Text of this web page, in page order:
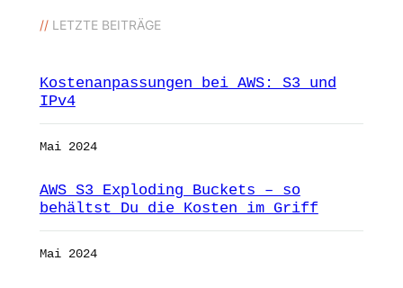
//LETZTE BEITRÄGE
Kostenanpassungen bei AWS: S3 und
IPv4
Mai 2024
AWS S3 Exploding Buckets – so
behältst Du die Kosten im Griff
Mai 2024